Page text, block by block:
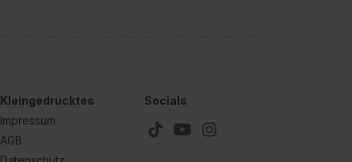
Kleingedrucktes
Impressum
AGB
Socials